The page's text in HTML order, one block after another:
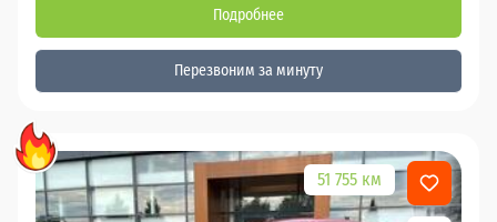
Подробнее
Перезвоним за минуту
51 755 км